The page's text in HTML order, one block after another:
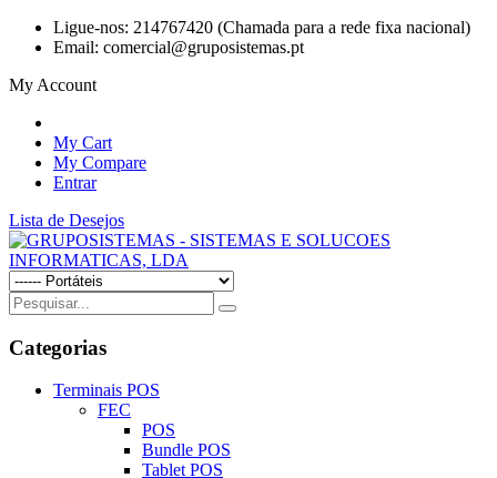
Ligue-nos: 214767420 (Chamada para a rede fixa nacional)
Email: comercial@gruposistemas.pt
My Account
My Cart
My Compare
Entrar
Lista de Desejos
Categorias
Terminais POS
FEC
POS
Bundle POS
Tablet POS